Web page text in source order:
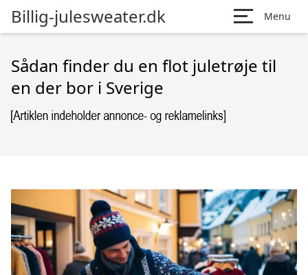
Billig-julesweater.dk Menu
Sådan finder du en flot juletrøje til
en der bor i Sverige